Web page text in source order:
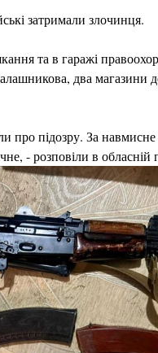
затримали злочинця.
та в гаражі
два магазини
про підозру. За
- розповіли в обласній